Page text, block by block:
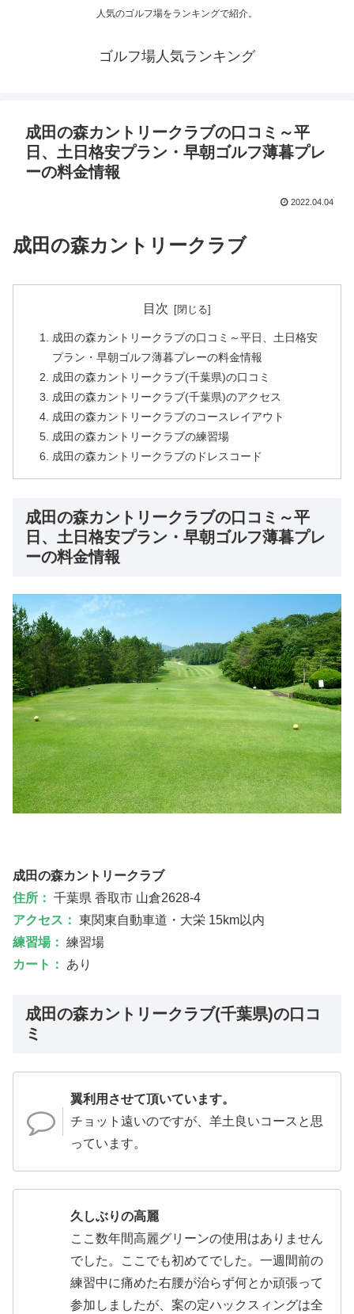
人気のゴルフ場をランキングで紹介。
ゴルフ場人気ランキング
成田の森カントリークラブの口コミ～平
日、土日格安プラン・早朝ゴルフ薄暮プレ
ーの料金情報
2022.04.04
成田の森カントリークラブ
目次
成田の森カントリークラブの口コミ～平日、土日格安
プラン・早朝ゴルフ薄暮プレーの料金情報
成田の森カントリークラブ(千葉県)の口コミ
成田の森カントリークラブ(千葉県)のアクセス
成田の森カントリークラブのコースレイアウト
成田の森カントリークラブの練習場
成田の森カントリークラブのドレスコード
成田の森カントリークラブの口コミ～平
日、土日格安プラン・早朝ゴルフ薄暮プレ
ーの料金情報
成田の森カントリークラブ
住所： 千葉県 香取市 山倉2628-4
アクセス： 東関東自動車道・大栄 15km以内
練習場： 練習場
カート：
あり
成田の森カントリークラブ(千葉県)の口コ
ミ
翼利用させて頂いています。
チョット遠いのですが、羊土良いコースと思
っています。
久しぶりの高麗
ここ数年間高麗グリーンの使用はありません
でした。ここでも初めてでした。一週間前の
練習中に痛めた右腰が治らず何とか頑張って
参加しましたが、案の定ハックスィングは全